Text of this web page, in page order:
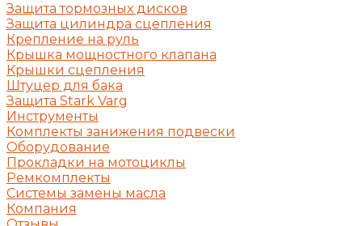
Защита тормозных дисков
Защита цилиндра сцепления
Крепление на руль
Крышка мощностного клапана
Крышки сцепления
Штуцер для бака
Защита Stark Varg
Инструменты
Комплекты занижения подвески
Оборудование
Прокладки на мотоциклы
Ремкомплекты
Системы замены масла
Компания